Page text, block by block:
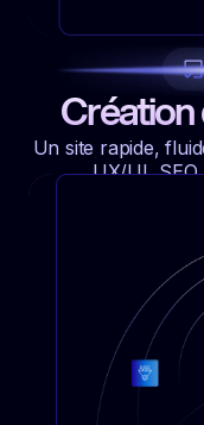
Création
Un site rapide,
UX/UI,